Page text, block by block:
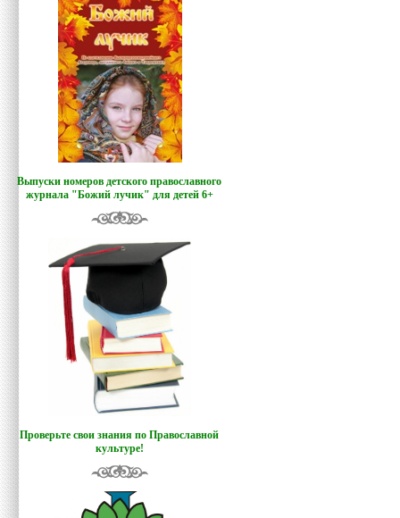
Выпуски номеров детского православного
журнала "Божий лучик" для детей 6+
Проверьте свои знания по Православной
культуре!